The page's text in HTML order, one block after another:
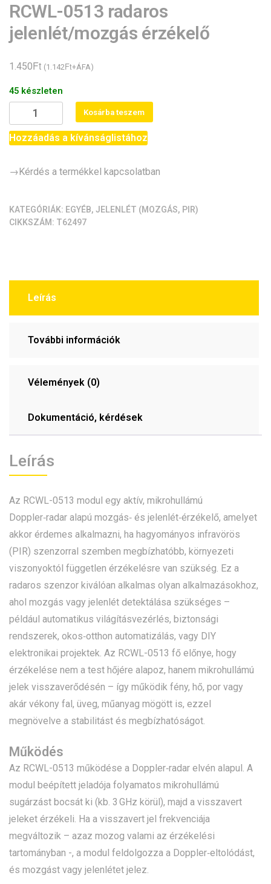
RCWL-0513 radaros
jelenlét/mozgás érzékelő
1.450Ft (1.142Ft+ÁFA)
45 készleten
RCWL-
0513
radaros
érzékelő
Kosárba teszem
Hozzáadás a kívánságlistához
→Kérdés a termékkel kapcsolatban
KATEGÓRIÁK: EGYÉB, JELENLÉT (MOZGÁS, PIR)
CIKKSZÁM: T62497
Leírás
További információk
Vélemények (0)
Dokumentáció, kérdések
Leírás
Az RCWL-0513 modul egy aktív, mikrohullámú
Doppler‑radar alapú mozgás‑ és jelenlét‑érzékelő, amelyet
akkor érdemes alkalmazni, ha hagyományos infravörös
(PIR) szenzorral szemben megbízhatóbb, környezeti
viszonyoktól független érzékelésre van szükség. Ez a
radaros szenzor kiválóan alkalmas olyan alkalmazásokhoz,
ahol mozgás vagy jelenlét detektálása szükséges –
például automatikus világításvezérlés, biztonsági
rendszerek, okos‑otthon automatizálás, vagy DIY
elektronikai projektek. Az RCWL-0513 fő előnye, hogy
érzékelése nem a test hőjére alapoz, hanem mikrohullámú
jelek visszaverődésén – így működik fény, hő, por vagy
akár vékony fal, üveg, műanyag mögött is, ezzel
megnövelve a stabilitást és megbízhatóságot.
Működés
Az RCWL-0513 működése a Doppler‑radar elvén alapul. A
modul beépített jeladója folyamatos mikrohullámú
sugárzást bocsát ki (kb. 3 GHz körül), majd a visszavert
jeleket érzékeli. Ha a visszavert jel frekvenciája
megváltozik – azaz mozog valami az érzékelési
tartományban -, a modul feldolgozza a Doppler‑eltolódást,
és mozgást vagy jelenlétet jelez.